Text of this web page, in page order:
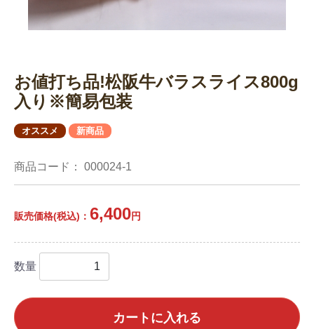
お値打ち品!松阪牛バラスライス800g
入り※簡易包装
オススメ 新商品
商品コード： 000024-1
販売価格(税込)： 6,400円
数量
カートに入れる